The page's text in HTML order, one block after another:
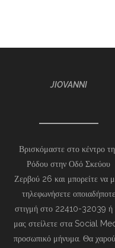
JIOVANNI
Βρισκόμαστε στο κέντρο
Ρόδου στην Οδό Σκεύου
Ζερβού 26 και μπορείτε να
τηλεφωνήσετε οποιαδήποτε
στιγμή στο 22410-32039 ή
μας στείλετε στα Social
προσωπικό μήνυμα. Θα